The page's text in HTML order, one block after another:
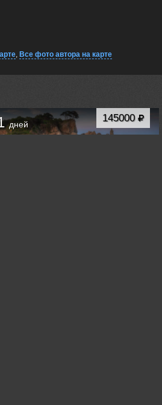
, Все фото автора на карте
145000
дней